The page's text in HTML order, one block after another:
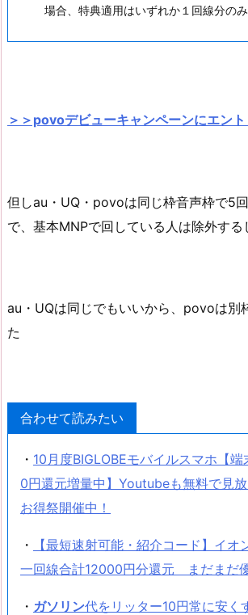
場合、特典適用はいずれか１回線分のみ
＞＞povoデビューキャンペーンにエン
但しau・UQ・povoは同じ枠音声枠で5
で、基本MNPで回している人は除外する
au・UQは同じでもいいから、povoは別
た
合わせて読みたい
・ 10月度BIGLOBEモバイルスマホ【
0円還元増量中】Youtubeも無料で見
お得祭開催中！
・
【最短速射可能・紹介コード】イオ
一回線合計12000円分還元 まだまだ
・ ガソリン代をリッター10円常に安く